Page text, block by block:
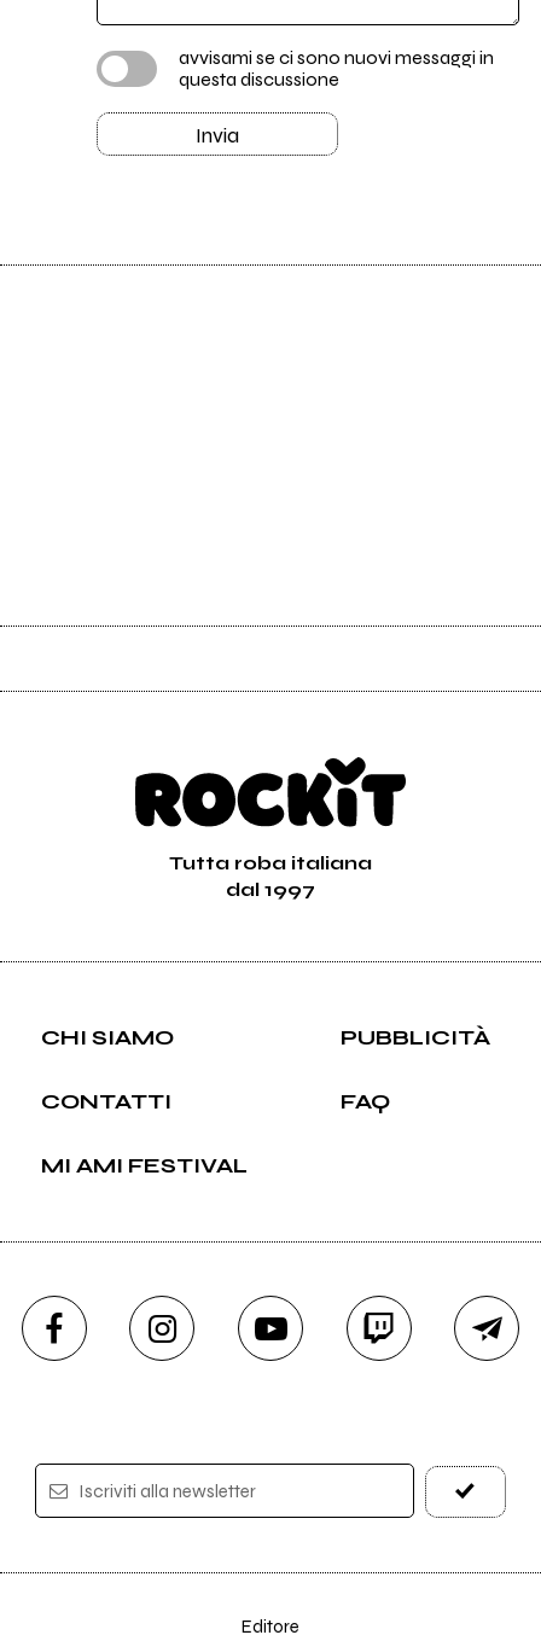
avvisami se ci sono nuovi messaggi in
questa discussione
Invia
Tutta roba italiana
dal 1997
CHI SIAMO PUBBLICITÀ
CONTATTI FAQ
MI AMI FESTIVAL
Iscriviti alla newsletter
Editore